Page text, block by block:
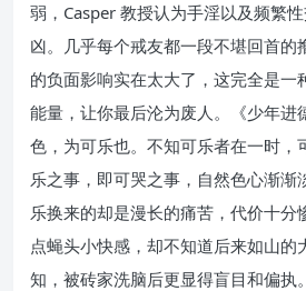
弱，Casper 教授认为手淫以及频繁
凶。几乎每个戒友都一段不堪回首的
的负面影响实在太大了，这完全是一
能量，让你最后沦为废人。《少年进
色，为可乐也。不知可乐者在一时，
乐之事，即可哭之事，自然色心渐渐
乐换来的却是漫长的痛苦，代价十分
点蝇头小快感，却不知道后来如山的
知，被砖家洗脑后更显得盲目和偏执